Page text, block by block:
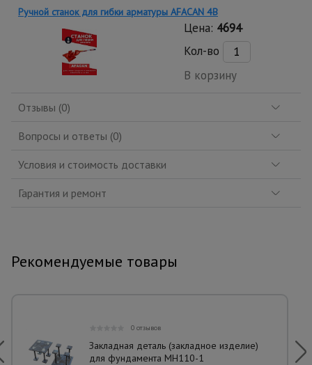
Ручной станок для гибки арматуры AFACAN 4B
Цена: 4694
Кол-во
В корзину
Отзывы (0)
Вопросы и ответы (0)
Условия и стоимость доставки
Гарантия и ремонт
Рекомендуемые товары
0 отзывов
Закладная деталь (закладное изделие)
для фундамента МН110-1